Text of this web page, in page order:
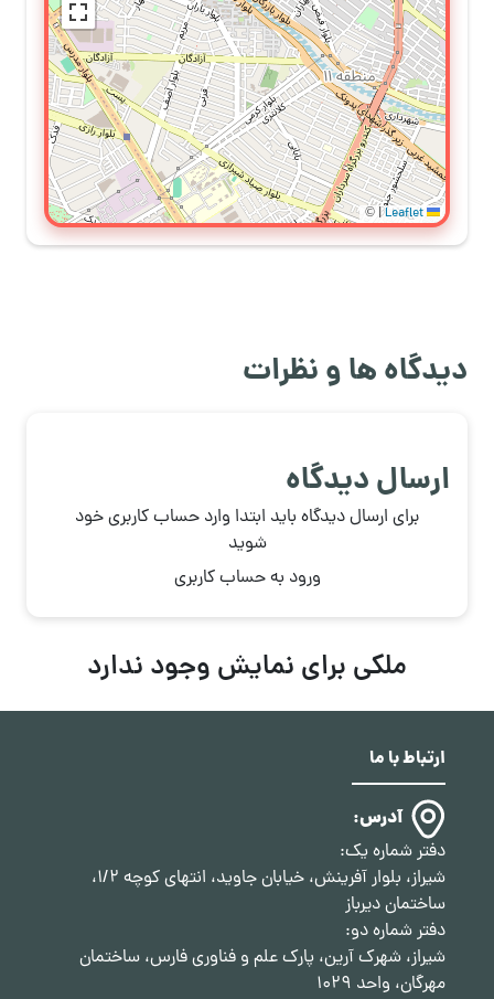
|
©
دیدگاه ها و نظرات
ارسال دیدگاه
برای ارسال دیدگاه باید ابتدا وارد حساب کاربری خود
شوید
ورود به حساب کاربری
ملکی برای نمایش وجود ندارد
ارتباط با ما
آدرس:
دفتر شماره یک:
شیراز، بلوار آفرینش، خیابان جاوید، انتهای کوچه 1/2،
ساختمان دیرباز
دفتر شماره دو:
شیراز، شهرک آرین، پارک علم و فناوری فارس، ساختمان
مهرگان، واحد 1029